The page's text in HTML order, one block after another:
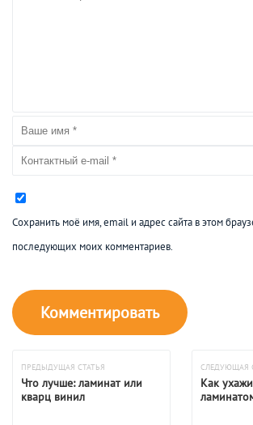
Сохранить моё имя, email и адрес сайта в этом
последующих моих комментариев.
ПРЕДЫДУЩАЯ СТАТЬЯ
Что лучше: ламинат или
кварц винил
СЛЕДУЮЩАЯ
Как